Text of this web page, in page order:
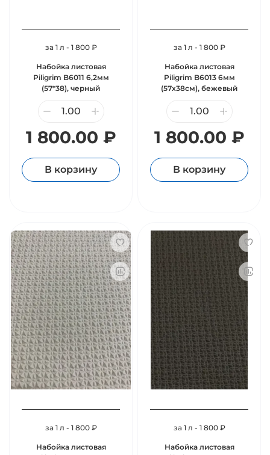
за 1 л - 1 800 ₽
Набойка листовая
Piligrim B6011 6,2мм
(57*38), черный
1 800.00 ₽
В корзину
за 1 л - 1 800 ₽
Набойка листовая
Piligrim B6013 6мм
(57х38см), бежевый
1 800.00 ₽
В корзину
за 1 л - 1 800 ₽
Набойка листовая
за 1 л - 1 800 ₽
Набойка листовая